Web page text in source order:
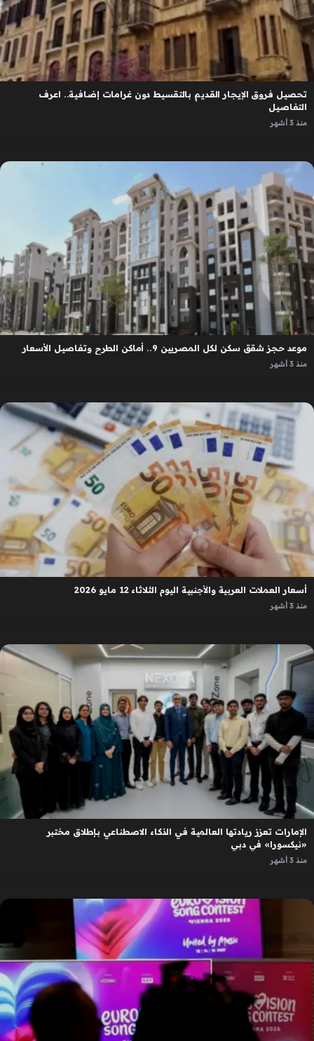
تحصيل فروق الإيجار القديم بالتقسيط دون غرامات إضافية.. اعرف
التفاصيل
منذ 3 أشهر
موعد حجز شقق سكن لكل المصريين 9.. أماكن الطرح وتفاصيل الأسعار
منذ 3 أشهر
أسعار العملات العربية والأجنبية اليوم الثلاثاء 12 مايو 2026
منذ 3 أشهر
الإمارات تعزز ريادتها العالمية في الذكاء الاصطناعي بإطلاق مختبر
«نيكسورا» في دبي
منذ 3 أشهر